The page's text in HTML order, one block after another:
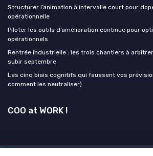
Structurer l’animation à intervalle court pour
opérationnelle
Piloter les outils d’amélioration continue pour
opérationnels
Rentrée industrielle : les trois chantiers à
subir septembre
Les cinq biais cognitifs qui faussent vos
comment les neutraliser)
COO at WORK !